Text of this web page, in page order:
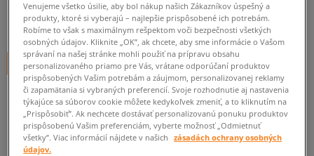
24€cena s DPH
+ 24 BODOV VSIZEERCLUBE
Informujte ma o dostupnosti
Ak bude položka opäť dostupná, dostanete od nás oznámenie.
Venujeme všetko úsilie, aby bol nákup našich Zákazníkov úspešný a
produkty, ktoré si vyberajú – najlepšie prispôsobené ich potrebám.
Robíme to však s maximálnym rešpektom voči bezpečnosti všetkých
osobných údajov. Kliknite „OK”, ak chcete, aby sme informácie o Vašom
správaní na našej stránke mohli použiť na prípravu obsahu
personalizovaného priamo pre Vás, vrátane odporúčaní produktov
prispôsobených Vašim potrebám a záujmom, personalizovanej reklamy
či zapamätania si vybraných preferencií. Svoje rozhodnutie aj nastavenia
týkajúce sa súborov cookie môžete kedykoľvek zmeniť, a to kliknutím na
„Prispôsobiť”. Ak nechcete dostávať personalizovanú ponuku produktov
prispôsobenú Vašim preferenciám, vyberte možnosť „Odmietnuť
všetky”. Viac informácií nájdete v našich
zásadách ochrany osobných
údajov.